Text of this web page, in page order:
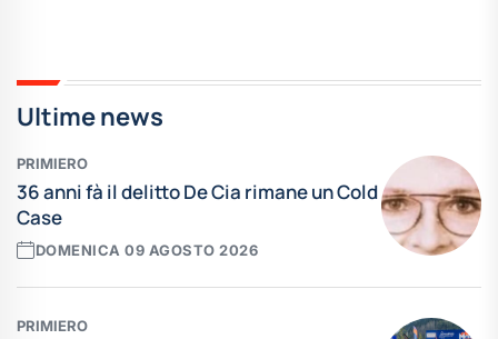
Ultime news
PRIMIERO
36 anni fà il delitto De Cia rimane un Cold
Case
DOMENICA 09 AGOSTO 2026
PRIMIERO